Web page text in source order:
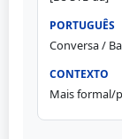
Conversa /
Mais formal/